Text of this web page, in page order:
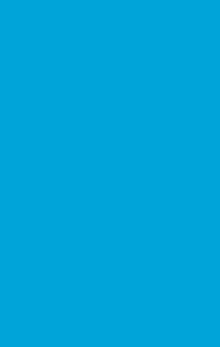
Tubeless
Presta-Ventil